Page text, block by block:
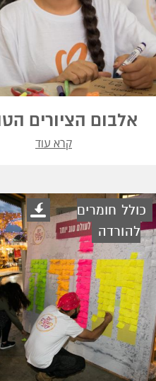
אלבום הציורים
קרא עוד
כולל חומרים
להורדה